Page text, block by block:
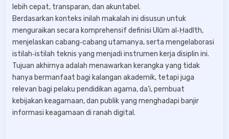
lebih cepat, transparan, dan akuntabel.
Berdasarkan konteks inilah makalah ini disusun untuk
menguraikan secara komprehensif definisi Ulūm al‑Ḥadīth,
menjelaskan cabang‑cabang utamanya, serta mengelaborasi
istilah‑istilah teknis yang menjadi instrumen kerja disiplin ini.
Tujuan akhirnya adalah menawarkan kerangka yang tidak
hanya bermanfaat bagi kalangan akademik, tetapi juga
relevan bagi pelaku pendidikan agama, da’i, pembuat
kebijakan keagamaan, dan publik yang menghadapi banjir
informasi keagamaan di ranah digital.